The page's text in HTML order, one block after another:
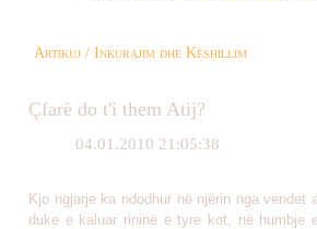
Artikuj / Inkurajim dhe Këshillim
Çfarë do t'i them Atij?
04.01.2010 21:05:38
Kjo ngjarje ka ndodhur në njërin nga
duke e kaluar rininë e tyre kot, në humbje